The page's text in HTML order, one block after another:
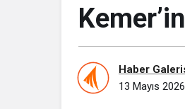
Haber
13 Mayıs